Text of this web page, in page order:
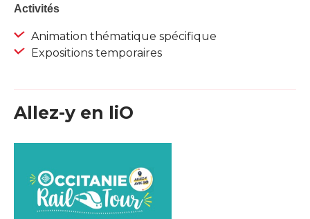
Activités
Animation thématique spécifique
Expositions temporaires
Allez-y en liO